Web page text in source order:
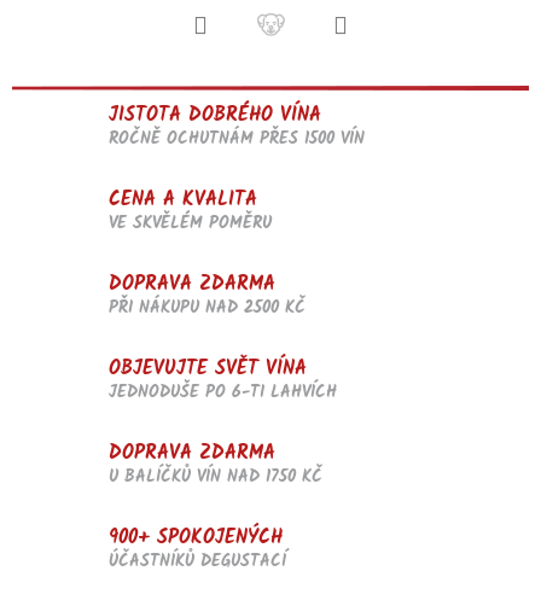
JISTOTA DOBRÉHO VÍNA
ROČNĚ OCHUTNÁM PŘES 1500 VÍN
CENA A KVALITA
VE SKVĚLÉM POMĚRU
DOPRAVA ZDARMA
PŘI NÁKUPU NAD 2500 KČ
OBJEVUJTE SVĚT VÍNA
JEDNODUŠE PO 6-TI LAHVÍCH
DOPRAVA ZDARMA
U BALÍČKŮ VÍN NAD 1750 KČ
900+ SPOKOJENÝCH
ÚČASTNÍKŮ DEGUSTACÍ